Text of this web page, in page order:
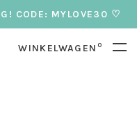
CODE: MYLOVE30 ♡
WINKELWAGEN 0